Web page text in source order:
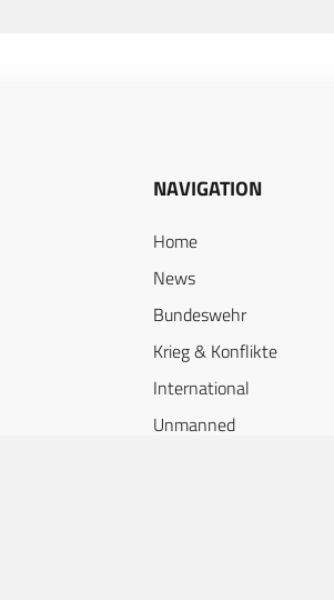
NAVIGATION
Home
News
Bundeswehr
Krieg & Konflikte
International
Unmanned